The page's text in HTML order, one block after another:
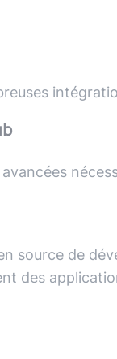
source de
des